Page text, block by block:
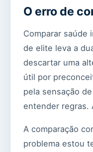
O erro de
Comparar saúde
de elite leva a
descartar uma
útil por
pela sensação
entender regras.
A comparação
problema estou